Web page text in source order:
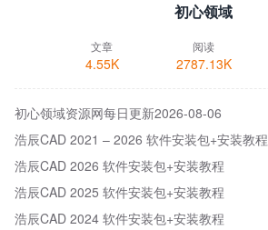
初心领域
文章
4.55K
阅读
2787.13K
初心领域资源网每日更新2026-08-06
浩辰CAD 2021 – 2026 软件安装包+安装教程
浩辰CAD 2026 软件安装包+安装教程
浩辰CAD 2025 软件安装包+安装教程
浩辰CAD 2024 软件安装包+安装教程